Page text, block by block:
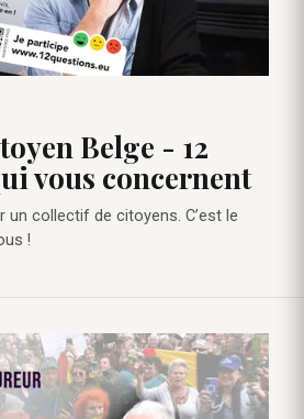
Belge - 12
vous concernent
un collectif de citoyens. C’est le
!